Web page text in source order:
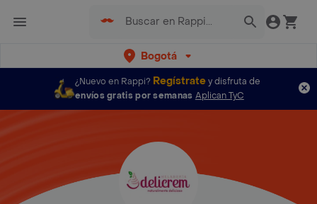
Bogotá
¿Nuevo en Rappi? Regístratey disfruta de
envíos gratis por semanas Aplican TyC